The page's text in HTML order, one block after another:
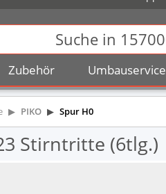
Zubehör Umbauservice
PIKO Spur H0
Stirntritte (6tlg.)